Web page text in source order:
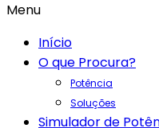
Menu
Início
O que Procura?
Potência
Soluções
Simulador de